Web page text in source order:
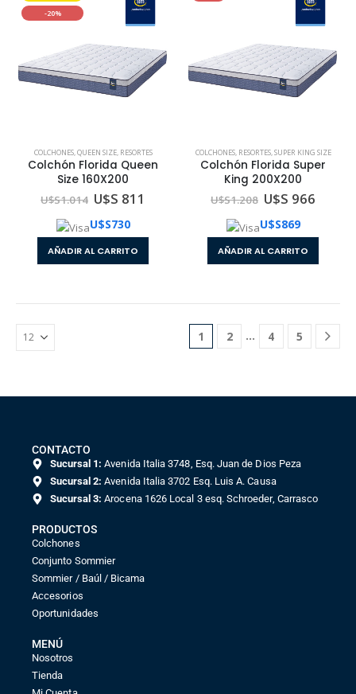
-20%
COLCHONES,QUEEN SIZE, RESORTES
Colchón Florida Queen
Size 160X200
U$S1.014 U$S 811
U$S730
AÑADIR AL CARRITO
COLCHONES, RESORTES,SUPER KING SIZE
Colchón Florida Super
King 200X200
U$S1.208 U$S 966
U$S869
AÑADIR AL CARRITO
1 2 … 4 5
CONTACTO
Sucursal 1: Avenida Italia 3748, Esq. Juan de Dios Peza
Sucursal 2: Avenida Italia 3702 Esq. Luis A. Causa
Sucursal 3: Arocena 1626 Local 3 esq. Schroeder, Carrasco
PRODUCTOS
Colchones
Conjunto Sommier
Sommier / Baúl / Bicama
Accesorios
Oportunidades
MENÚ
Nosotros
Tienda